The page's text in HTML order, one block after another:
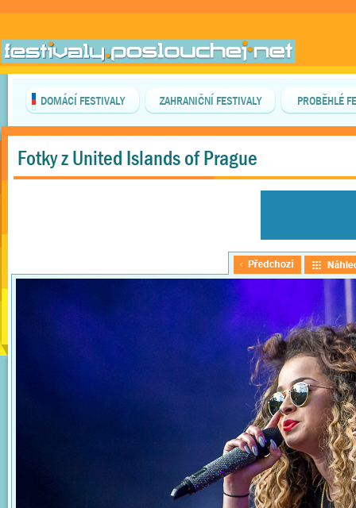
DOMÁCÍ FESTIVALY ZAHRANIČNÍ FESTIVALY PROBĚHLÉ
Fotky z United Islands of Prague